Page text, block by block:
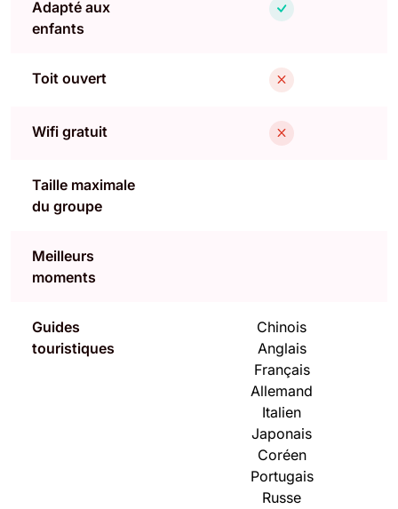
Adapté aux
enfants
Toit ouvert
Wifi gratuit
Taille maximale
du groupe
Meilleurs
moments
Guides
touristiques
Chinois
Anglais
Français
Allemand
Italien
Japonais
Coréen
Portugais
Russe